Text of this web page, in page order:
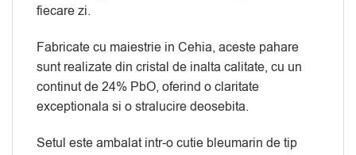
fiecare zi.
Fabricate cu maiestrie in Cehia, aceste pahare
sunt realizate din cristal de inalta calitate, cu un
continut de 24% PbO, oferind o claritate
exceptionala si o stralucire deosebita.
Setul este ambalat intr-o cutie bleumarin de tip